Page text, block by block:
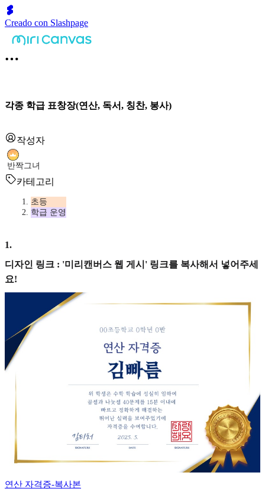
Creado con Slashpage
각종 학급 표창장(연산, 독서, 칭찬, 봉사)
작성자
반짝그녀
카테고리
초등
학급 운영
1.
디자인 링크 : '미리캔버스 웹 게시' 링크를 복사해서 넣어주세
요!
연산 자격증-복사본